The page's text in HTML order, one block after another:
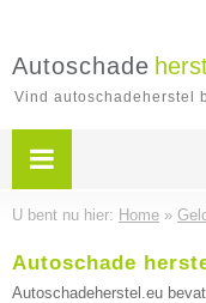
Autoschade
Vind autoschadeherstel
U bent nu hier: Home »
Autoschade
Autoschadeherstel.eu